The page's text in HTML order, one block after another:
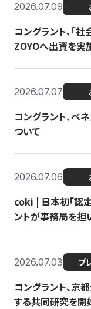
2026.07.09
コングラント、「
ZOYOへ出資を実
2026.07.07
コングラント、ベ
ついて
2026.07.06
coki | 日本初「認
ントが事務局を担
2026.07.03 プ
コングラント、京
する共同研究を開